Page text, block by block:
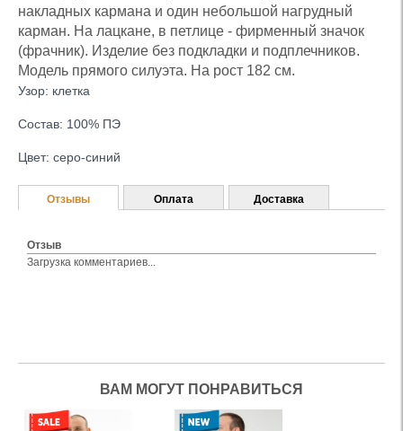
накладных кармана и один небольшой нагрудный
карман. На лацкане, в петлице - фирменный значок
(фрачник). Изделие без подкладки и подплечников.
Модель прямого силуэта. На рост 182 см.
Узор: клетка
Состав: 100% ПЭ
Цвет: серо-синий
Отзывы
Отзыв
Загрузка комментариев...
Оплата Доставка
ВАМ МОГУТ ПОНРАВИТЬСЯ